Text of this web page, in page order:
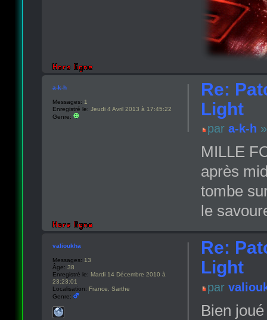
Re:
Light
par a-k-h
MILLE
après
tombe
le
a-k-h
Messages: 1
Enregistré le: Jeudi 4 Avril 2013 à 17:45:22
Genre:
Re:
Light
par
Bien
valioukha
Messages: 13
Âge: 38
Enregistré le: Mardi 14 Décembre 2010 à
23:23:01
Localisation: France, Sarthe
Genre: